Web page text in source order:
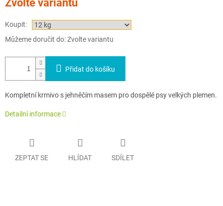
cena:
Zvolte variantu
Koupit:
Můžeme doručit do:Zvolte variantu
Přidat do košíku
Kompletní krmivo s jehněčím masem pro dospělé psy velkých plemen.
Detailní informace
ZEPTAT SE HLÍDAT SDÍLET